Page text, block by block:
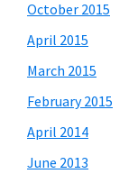
October 2015
April 2015
March 2015
February 2015
April 2014
June 2013